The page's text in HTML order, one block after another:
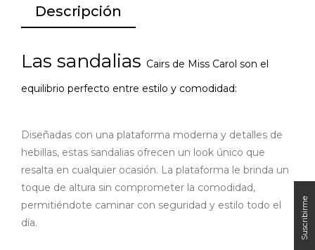
Descripción
Las sandalias Cairs de Miss Carol son el
equilibrio perfecto entre estilo y comodidad:
Diseñadas con una plataforma moderna y detalles de
hebillas, estas sandalias ofrecen un look único que
resalta en cualquier ocasión. La plataforma le brinda un
toque de altura sin comprometer la comodidad,
permitiéndote caminar con seguridad y estilo todo el
día.